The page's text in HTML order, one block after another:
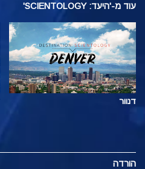
עוד מ-'היעד: SCIENTOLOGY'
דנוור
הורדה